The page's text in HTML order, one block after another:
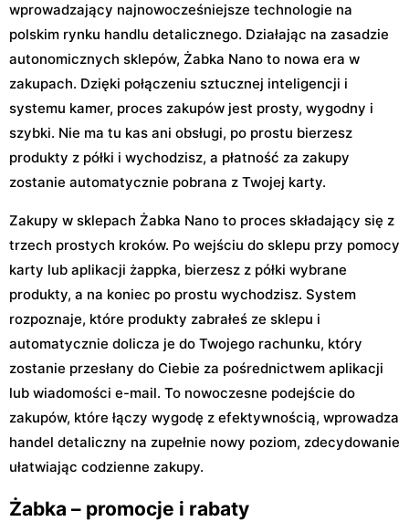
wprowadzający najnowocześniejsze technologie na
polskim rynku handlu detalicznego. Działając na zasadzie
autonomicznych sklepów, Żabka Nano to nowa era w
zakupach. Dzięki połączeniu sztucznej inteligencji i
systemu kamer, proces zakupów jest prosty, wygodny i
szybki. Nie ma tu kas ani obsługi, po prostu bierzesz
produkty z półki i wychodzisz, a płatność za zakupy
zostanie automatycznie pobrana z Twojej karty.
Zakupy w sklepach Żabka Nano to proces składający się z
trzech prostych kroków. Po wejściu do sklepu przy pomocy
karty lub aplikacji żappka, bierzesz z półki wybrane
produkty, a na koniec po prostu wychodzisz. System
rozpoznaje, które produkty zabrałeś ze sklepu i
automatycznie dolicza je do Twojego rachunku, który
zostanie przesłany do Ciebie za pośrednictwem aplikacji
lub wiadomości e-mail. To nowoczesne podejście do
zakupów, które łączy wygodę z efektywnością, wprowadza
handel detaliczny na zupełnie nowy poziom, zdecydowanie
ułatwiając codzienne zakupy.
Żabka – promocje i rabaty